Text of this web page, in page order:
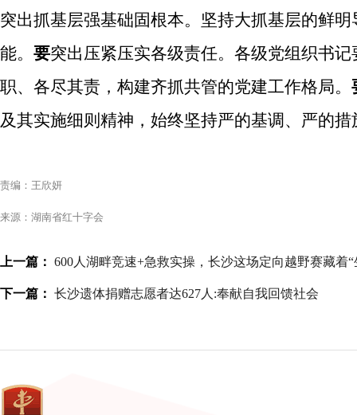
突出抓基层强基础固根本。坚持大抓基层的鲜明
能。 要突出压紧压实各级责任。各级党组织书记
职、各尽其责，构建齐抓共管的党建工作格局。
及其实施细则精神， 始终坚持严的基调、严的
责编：王欣妍
来源：湖南省红十字会
上一篇： 600人湖畔竞速+急救实操，长沙这场定向越野赛藏着
下一篇： 长沙遗体捐赠志愿者达627人:奉献自我回馈社会